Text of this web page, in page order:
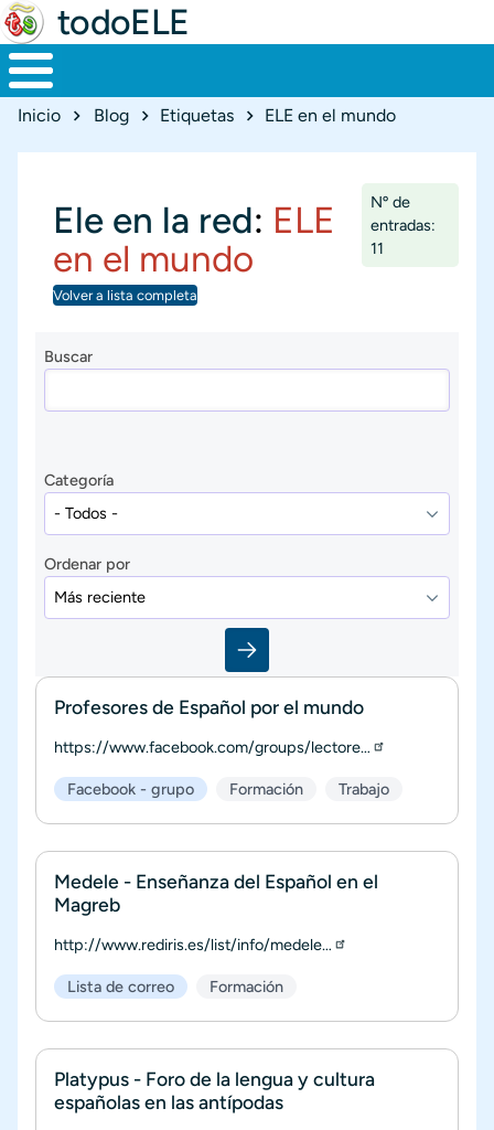
todoELE
Ruta de navegación
Inicio Blog Etiquetas ELE en el mundo
Ele en la red: ELE
en el mundo
Nº de
entradas:
11
Volver a lista completa
Buscar
Categoría
Ordenar por
Profesores de Español por el mundo
https://www.facebook.com/groups/lectore…
Facebook - grupo Formación Trabajo
Medele - Enseñanza del Español en el
Magreb
http://www.rediris.es/list/info/medele…
Lista de correo Formación
Platypus - Foro de la lengua y cultura
españolas en las antípodas